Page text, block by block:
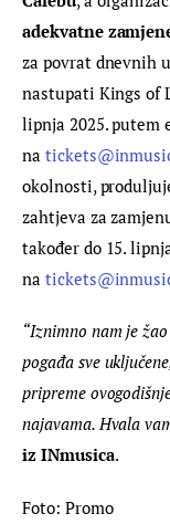
adekvatne
za povrat dnevnih
nastupati Kings of
lipnja 2025. putem
na
okolnosti,
zahtjeva za
također do 15.
na
“Iznimno nam je
pogađa sve
pripreme
najavama. Hvala
iz INmusica.
Foto: Promo